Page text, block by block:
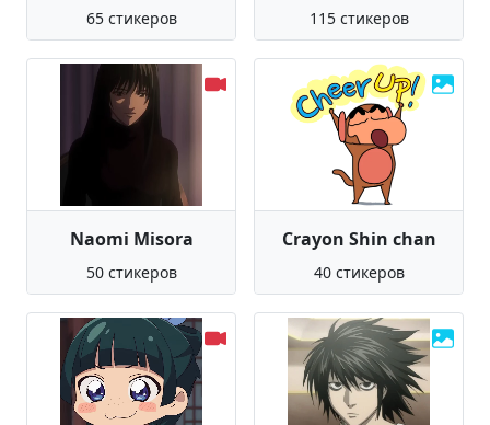
65 стикеров 115 стикеров
Naomi Misora
50 стикеров
Crayon Shin chan
40 стикеров